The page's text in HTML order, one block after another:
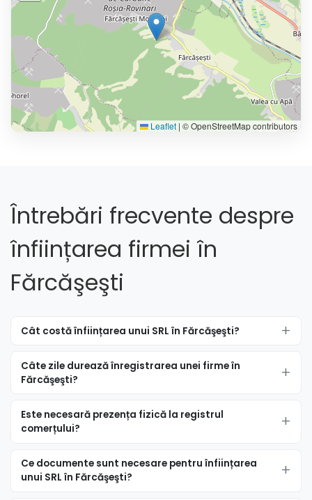
Leaflet | © OpenStreetMap contributors
Întrebări frecvente despre
înființarea firmei în
Fărcăşeşti
Cât costă înființarea unui SRL în Fărcăşeşti?
Câte zile durează înregistrarea unei firme în
Fărcăşeşti?
Este necesară prezența fizică la registrul
comerțului?
Ce documente sunt necesare pentru înființarea
unui SRL în Fărcăşeşti?